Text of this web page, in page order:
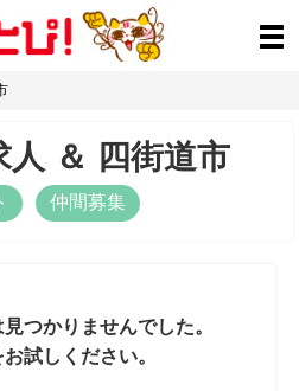
人 ＆ 四街道市
仲間募集
つかりませんでした。
試しください。